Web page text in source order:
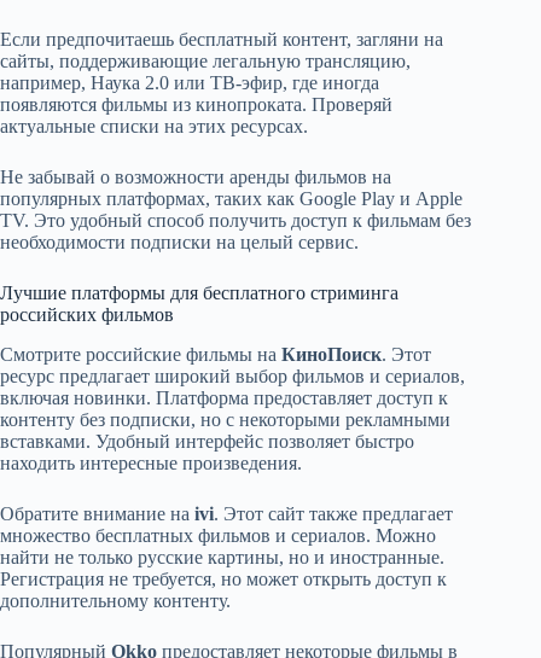
Если предпочитаешь бесплатный контент, загляни на
сайты, поддерживающие легальную трансляцию,
например, Наука 2.0 или ТВ-эфир, где иногда
появляются фильмы из кинопроката. Проверяй
актуальные списки на этих ресурсах.
Не забывай о возможности аренды фильмов на
популярных платформах, таких как Google Play и Apple
TV. Это удобный способ получить доступ к фильмам без
необходимости подписки на целый сервис.
Лучшие платформы для бесплатного стриминга
российских фильмов
Смотрите российские фильмы на КиноПоиск. Этот
ресурс предлагает широкий выбор фильмов и сериалов,
включая новинки. Платформа предоставляет доступ к
контенту без подписки, но с некоторыми рекламными
вставками. Удобный интерфейс позволяет быстро
находить интересные произведения.
Обратите внимание на ivi. Этот сайт также предлагает
множество бесплатных фильмов и сериалов. Можно
найти не только русские картины, но и иностранные.
Регистрация не требуется, но может открыть доступ к
дополнительному контенту.
Популярный Okko предоставляет некоторые фильмы в